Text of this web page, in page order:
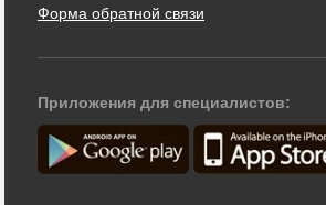
Форма обратной связи
Приложения для специалистов: